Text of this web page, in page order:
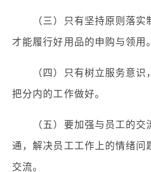
（三）只有坚持原则落实制
才能履行好用品的申购与领用。
（四）只有树立服务意识
把分内的工作做好。
（五）要加强与员工的交
通，解决员工工作上的情绪问
交流。